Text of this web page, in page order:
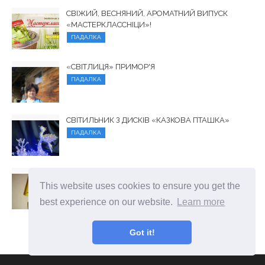
This website uses cookies to ensure you get the
best experience on our website.
Learn more
Got it!
СВІЖИЙ, ВЕСНЯНИЙ, АРОМАТНИЙ ВИПУСК
«МАСТЕРКЛАССНІЦИ»!
ПАДАЛКА
«СВІТЛИЦЯ» ПРИМОР'Я
ПАДАЛКА
СВІТИЛЬНИК З ДИСКІВ «КАЗКОВА ПТАШКА»
ПАДАЛКА
ПАДАЛКА